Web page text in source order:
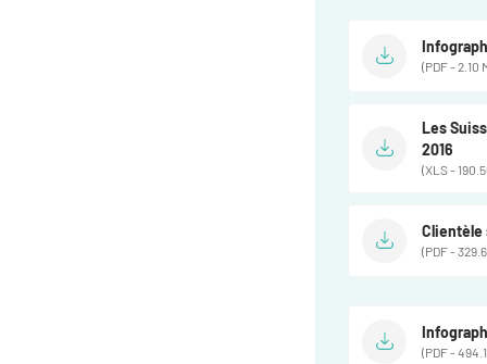
(PDF - 2.10
Les
2016
(XLS -
Clientèle
(PDF -
(PDF -